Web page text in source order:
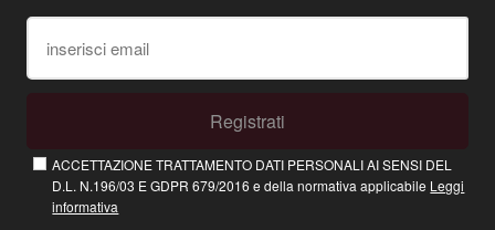
Registrati
ACCETTAZIONE TRATTAMENTO DATI PERSONALI AI SENSI DEL
D.L. N.196/03 E GDPR 679/2016 e della normativa applicabile Leggi
informativa